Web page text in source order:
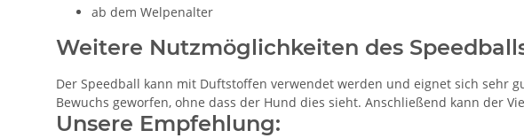
ab dem Welpenalter
Weitere Nutzmöglichkeiten des
Der Speedball kann mit Duftstoffen verwendet werden und eignet sich sehr
Bewuchs geworfen, ohne dass der Hund dies sieht. Anschließend kann der
Unsere Empfehlung: